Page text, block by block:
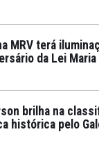
MRV terá
da Lei Maria
brilha na
histórica pelo